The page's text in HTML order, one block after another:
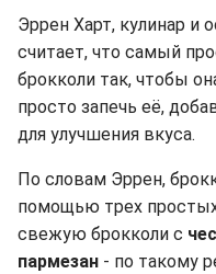
Эррен Харт, кулинар и
считает, что самый
брокколи так, чтобы
просто запечь её,
для улучшения вкуса.
По словам Эррен,
помощью трех
свежую брокколи с
пармезан - по такому